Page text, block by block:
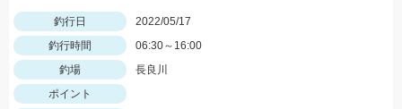
釣行日
2022/05/17
釣行時間
06:30～16:00
釣場
長良川
ポイント